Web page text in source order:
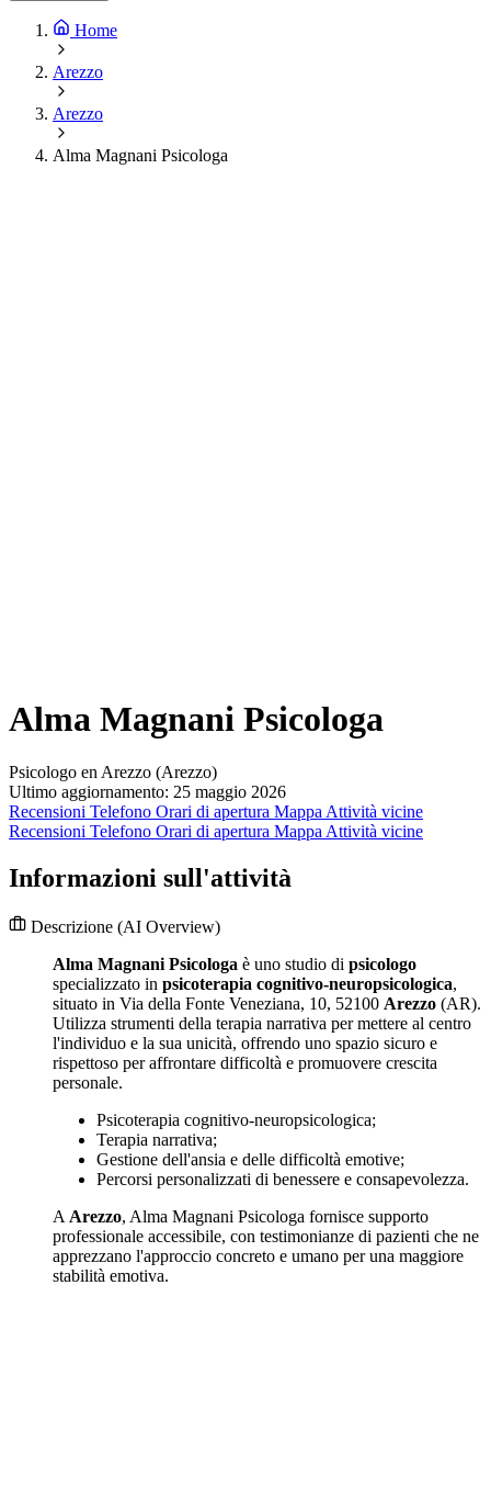
Home
Arezzo
Arezzo
Alma Magnani Psicologa
Alma Magnani Psicologa
Psicologo en Arezzo (Arezzo)
Ultimo aggiornamento: 25 maggio 2026
Recensioni Telefono Orari di apertura Mappa Attività vicine
Recensioni Telefono Orari di apertura Mappa Attività vicine
Informazioni sull'attività
Descrizione (AI Overview)
Alma Magnani Psicologa è uno studio di psicologo
specializzato in psicoterapia cognitivo-neuropsicologica,
situato in Via della Fonte Veneziana, 10, 52100 Arezzo (AR).
Utilizza strumenti della terapia narrativa per mettere al centro
l'individuo e la sua unicità, offrendo uno spazio sicuro e
rispettoso per affrontare difficoltà e promuovere crescita
personale.
Psicoterapia cognitivo-neuropsicologica;
Terapia narrativa;
Gestione dell'ansia e delle difficoltà emotive;
Percorsi personalizzati di benessere e consapevolezza.
A Arezzo, Alma Magnani Psicologa fornisce supporto
professionale accessibile, con testimonianze di pazienti che ne
apprezzano l'approccio concreto e umano per una maggiore
stabilità emotiva.